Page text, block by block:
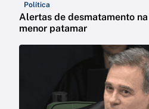
Política
Alertas de desmatamento
menor patamar